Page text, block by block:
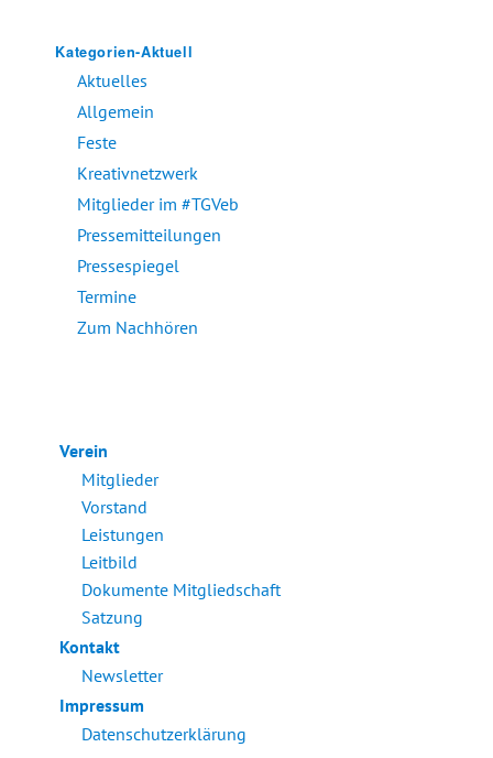
Kategorien-Aktuell
Aktuelles
Allgemein
Feste
Kreativnetzwerk
Mitglieder im #TGVeb
Pressemitteilungen
Pressespiegel
Termine
Zum Nachhören
Verein
Mitglieder
Vorstand
Leistungen
Leitbild
Dokumente Mitgliedschaft
Satzung
Kontakt
Newsletter
Impressum
Datenschutzerklärung